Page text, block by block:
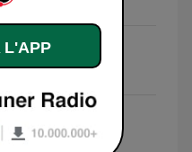
You
fai
L'APP